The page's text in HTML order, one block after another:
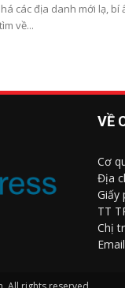
các địa danh mới lạ, bí
về...
VỀ
Cơ
Địa
Giấy
TT
Chị